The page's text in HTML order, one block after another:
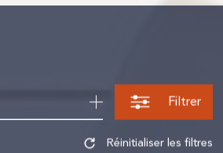
Filtrer
Réinitialiser les filtres